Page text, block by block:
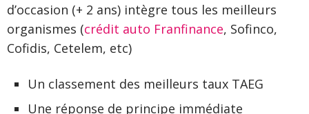
d’occasion (+ 2 ans) intègre tous les meilleurs
organismes (crédit auto Franfinance, Sofinco,
Cofidis, Cetelem, etc)
Un classement des meilleurs taux TAEG
Une réponse de principe immédiate